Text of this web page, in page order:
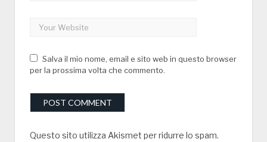
Salva il mio nome, email e sito web in questo browser
per la prossima volta che commento.
Questo sito utilizza Akismet per ridurre lo spam.